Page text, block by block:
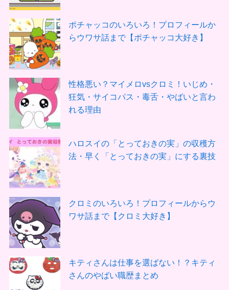
ポチャッコのいろいろ！プロフィールか
らウワサ話まで【ポチャッコ大好き】
性格悪い？マイメロvsクロミ！いじめ・
狂気・サイコパス・毒舌・やばいと言わ
れる理由
ハロスイの「とっておきの実」の収穫方
法・早く「とっておきの実」にする裏技
クロミのいろいろ！プロフィールからウ
ワサ話まで【クロミ大好き】
キティさんは仕事を選ばない！？キティ
さんのやばい職歴まとめ